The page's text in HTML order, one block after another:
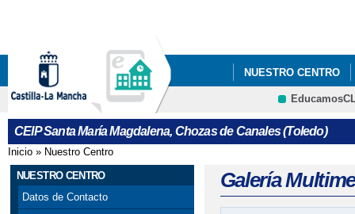
NUESTRO CENTRO
CRFP
CEIP Santa María Magdalena, Chozas de Canales (Toledo)
Se encuentra usted aquí
Inicio » Nuestro Centro
NUESTRO CENTRO
Datos de Contacto
Galería